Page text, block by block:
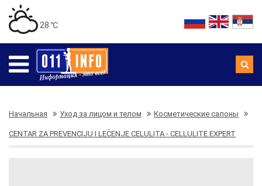
28 ℃
Начальная Уход за лицом и телом Косметические салоны
CENTAR ZA PREVENCIJU I LEČENJE CELULITA - CELLULITE EXPERT